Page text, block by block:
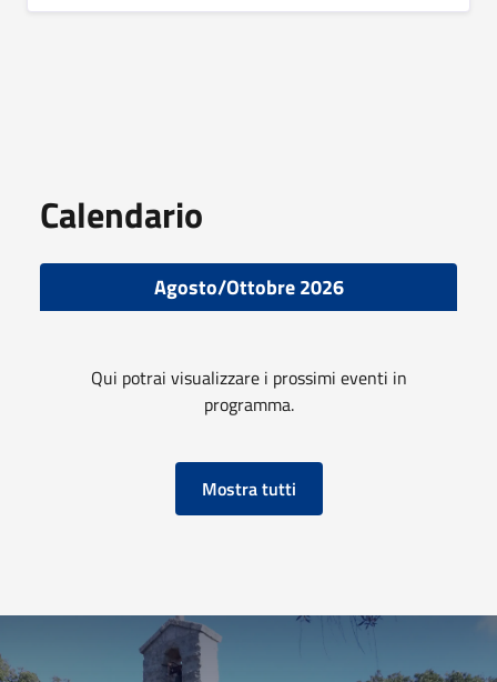
Calendario
Agosto/Ottobre 2026
Qui potrai visualizzare i prossimi eventi in
programma.
Mostra tutti